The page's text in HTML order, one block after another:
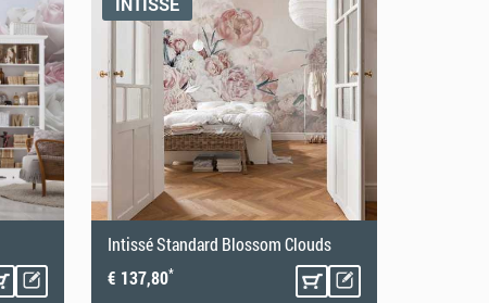
Intissé Standard Blossom Clouds
€ 137,80*